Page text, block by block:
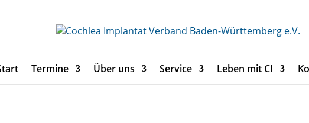
Termine Über uns Service Leben mit CI